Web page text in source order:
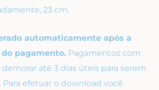
23 cm.
automaticamente após a
pagamento. Pagamentos com
até 3 dias úteis para serem
efetuar o download você